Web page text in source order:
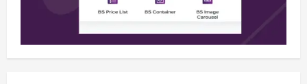
August 8, 2026
Opini
Situasi Nasional Aman Harus Dijaga